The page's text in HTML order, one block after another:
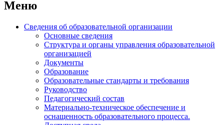
Меню
Сведения об образовательной организации
Основные сведения
Структура и органы управления образовательной
организацией
Документы
Образование
Образовательные стандарты и требования
Руководство
Педагогический состав
Материально-техническое обеспечение и
оснащенность образовательного процесса.